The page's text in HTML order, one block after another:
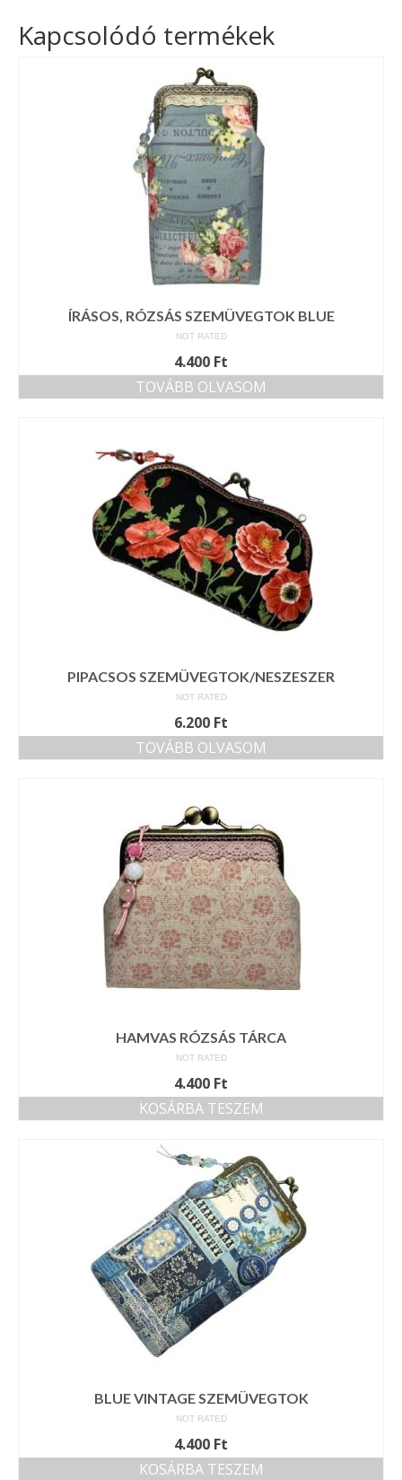
Kapcsolódó termékek
ÍRÁSOS, RÓZSÁS SZEMÜVEGTOK BLUE
NOT RATED
4.400 Ft
TOVÁBB OLVASOM
PIPACSOS SZEMÜVEGTOK/NESZESZER
NOT RATED
6.200 Ft
TOVÁBB OLVASOM
HAMVAS RÓZSÁS TÁRCA
NOT RATED
4.400 Ft
KOSÁRBA TESZEM
BLUE VINTAGE SZEMÜVEGTOK
NOT RATED
4.400 Ft
KOSÁRBA TESZEM